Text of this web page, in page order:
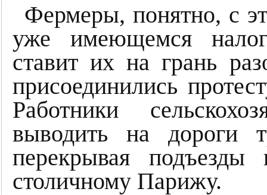
Фермеры, понятно, с
уже имеющемся
ставит их на грань
присоединились
Работники
выводить на дороги
перекрывая
столичному Парижу.